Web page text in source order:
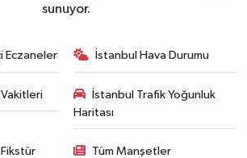
sunuyor.
Eczaneler İstanbul Hava Durumu
İstanbul Trafik Yoğunluk
Haritası
Tüm Manşetler